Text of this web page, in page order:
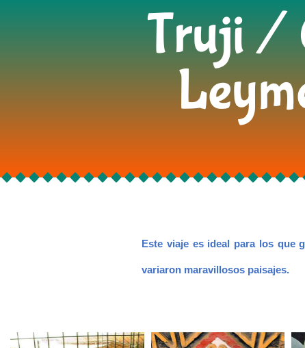
Truji /
Este viaje es ideal para los que
variaron maravillosos paisajes.